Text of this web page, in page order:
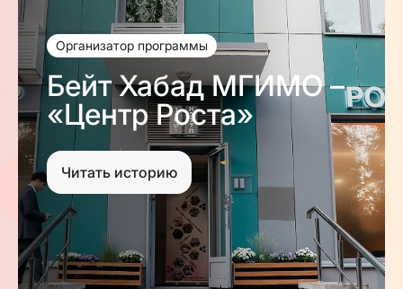
Организатор программы
Бейт Хабад МГИМО –
«Центр Роста»
Читать историю